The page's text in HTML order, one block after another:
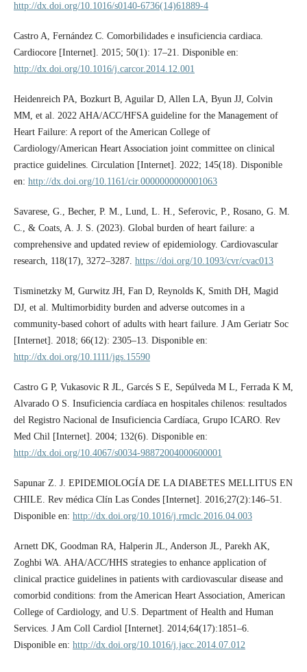
http://dx.doi.org/10.1016/s0140-6736(14)61889-4
Castro A, Fernández C. Comorbilidades e insuficiencia cardiaca.
Cardiocore [Internet]. 2015; 50(1): 17–21. Disponible en:
http://dx.doi.org/10.1016/j.carcor.2014.12.001
Heidenreich PA, Bozkurt B, Aguilar D, Allen LA, Byun JJ, Colvin
MM, et al. 2022 AHA/ACC/HFSA guideline for the Management of
Heart Failure: A report of the American College of
Cardiology/American Heart Association joint committee on clinical
practice guidelines. Circulation [Internet]. 2022; 145(18). Disponible
en: http://dx.doi.org/10.1161/cir.0000000000001063
Savarese, G., Becher, P. M., Lund, L. H., Seferovic, P., Rosano, G. M.
C., & Coats, A. J. S. (2023). Global burden of heart failure: a
comprehensive and updated review of epidemiology. Cardiovascular
research, 118(17), 3272–3287. https://doi.org/10.1093/cvr/cvac013
Tisminetzky M, Gurwitz JH, Fan D, Reynolds K, Smith DH, Magid
DJ, et al. Multimorbidity burden and adverse outcomes in a
community‐based cohort of adults with heart failure. J Am Geriatr Soc
[Internet]. 2018; 66(12): 2305–13. Disponible en:
http://dx.doi.org/10.1111/jgs.15590
Castro G P, Vukasovic R JL, Garcés S E, Sepúlveda M L, Ferrada K M,
Alvarado O S. Insuficiencia cardíaca en hospitales chilenos: resultados
del Registro Nacional de Insuficiencia Cardíaca, Grupo ICARO. Rev
Med Chil [Internet]. 2004; 132(6). Disponible en:
http://dx.doi.org/10.4067/s0034-98872004000600001
Sapunar Z. J. EPIDEMIOLOGÍA DE LA DIABETES MELLITUS EN
CHILE. Rev médica Clín Las Condes [Internet]. 2016;27(2):146–51.
Disponible en: http://dx.doi.org/10.1016/j.rmclc.2016.04.003
Arnett DK, Goodman RA, Halperin JL, Anderson JL, Parekh AK,
Zoghbi WA. AHA/ACC/HHS strategies to enhance application of
clinical practice guidelines in patients with cardiovascular disease and
comorbid conditions: from the American Heart Association, American
College of Cardiology, and U.S. Department of Health and Human
Services. J Am Coll Cardiol [Internet]. 2014;64(17):1851–6.
Disponible en: http://dx.doi.org/10.1016/j.jacc.2014.07.012